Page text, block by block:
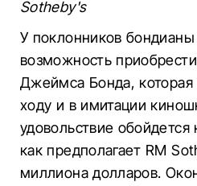
Sotheby's
У поклонников
возможность
Джеймса Бонда,
ходу и в имитации
удовольствие
как предполагает RM
миллиона долларов.